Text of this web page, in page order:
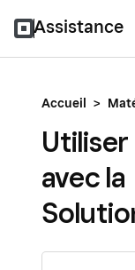
Assistance
Accueil >
avec la